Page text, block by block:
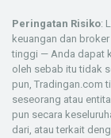
Peringatan Risiko:
keuangan dan
tinggi — Anda dapat
oleh sebab itu tidak
pun, Tradingan.com
seseorang atau
pun secara
dari, atau terkait